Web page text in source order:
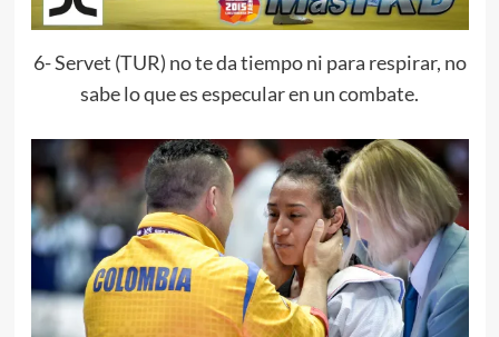
6- Servet (TUR) no te da tiempo ni para respirar, no
sabe lo que es especular en un combate.